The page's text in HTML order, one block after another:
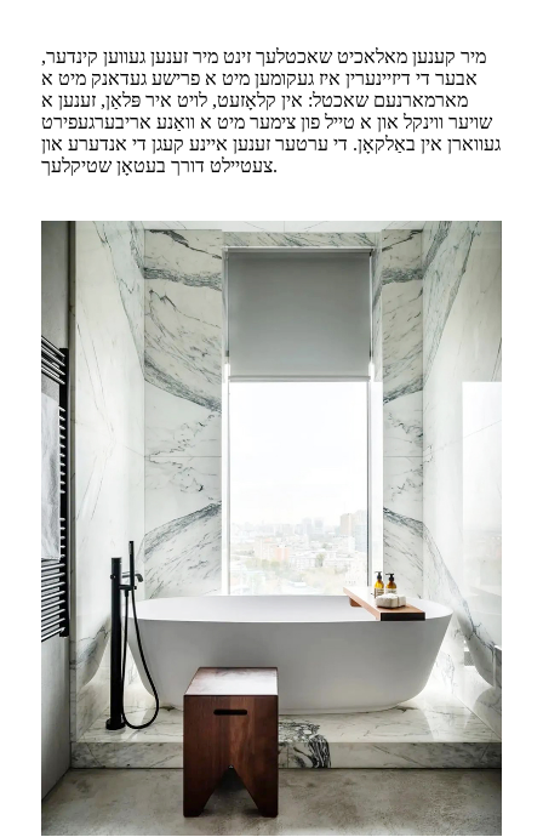
מיר קענען מאלאכיט שאכטלעך זינט מיר זענען געווען קינדער,
אבער די דיזיינערין איז געקומען מיט א פרישע געדאנק מיט א
מארמארנעם שאכטל: אין קלאָזעט, לויט איר פּלאַן, זענען א
שויער ווינקל און א טייל פון צימער מיט א וואַנע אריבערגעפירט
געווארן אין באַלקאָן. די ערטער זענען איינע קעגן די אנדערע און
צעטיילט דורך בעטאָן שטיקלעך.